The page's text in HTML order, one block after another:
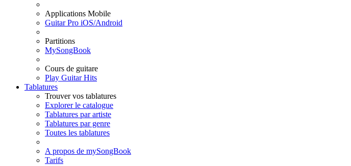
Applications Mobile
Guitar Pro iOS/Android
Partitions
MySongBook
Cours de guitare
Play Guitar Hits
Tablatures
Trouver vos tablatures
Explorer le catalogue
Tablatures par artiste
Tablatures par genre
Toutes les tablatures
A propos de mySongBook
Tarifs